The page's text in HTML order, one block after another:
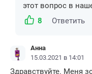
этот вопрос в
8
Ответить
Анна
15.03.2021 в 14:01
Здравствуйте. Меня